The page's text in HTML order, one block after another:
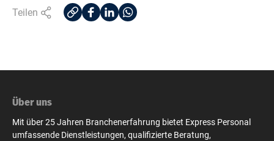
Teilen
Über uns
Mit über 25 Jahren Branchenerfahrung bietet Express Personal
umfassende Dienstleistungen, qualifizierte Beratung,